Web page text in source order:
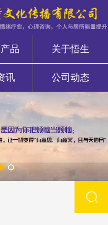
品 关于悟生
讯 公司动态